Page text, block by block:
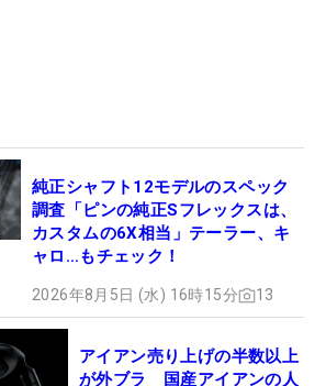
純正シャフト12モデルのスペック
調査「ピンの純正Sフレックスは、
カスタムの6X相当」テーラー、キ
ャロ…もチェック！
2026年8月5日 (水) 16時15分 13
アイアン売り上げの半数以上
が外ブラ 国産アイアンの人